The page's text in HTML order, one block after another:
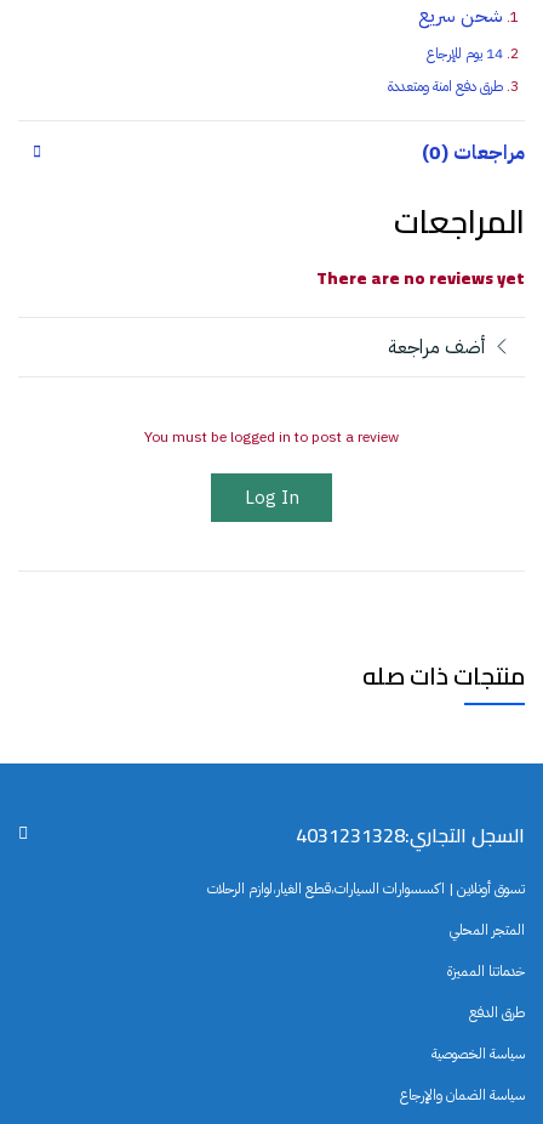
شحن سريع
14 يوم للإرجاع
طرق دفع امنة ومتعددة
مراجعات (0)
المراجعات
There are no reviews yet
أضف مراجعة
You must be logged in to post a review
Log In
منتجات ذات صله
السجل التجاري:4031231328
تسوق أونلاين | اكسسوارات السيارات،قطع الغيار،لوازم الرحلات
المتجر المحلي
خدماتنا المميزة
طرق الدفع
سياسة الخصوصية
سياسة الضمان والإرجاع